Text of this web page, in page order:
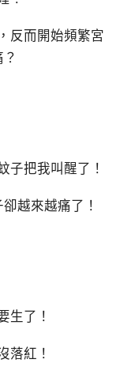
反而開始頻繁宮
子把我叫醒了！
越來越痛了！
生了！
落紅！